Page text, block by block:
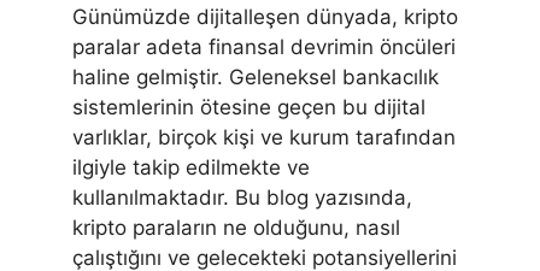
Günümüzde dijitalleşen dünyada, kripto
paralar adeta finansal devrimin öncüleri
haline gelmiştir. Geleneksel bankacılık
sistemlerinin ötesine geçen bu dijital
varlıklar, birçok kişi ve kurum tarafından
ilgiyle takip edilmekte ve
kullanılmaktadır. Bu blog yazısında,
kripto paraların ne olduğunu, nasıl
çalıştığını ve gelecekteki potansiyellerini